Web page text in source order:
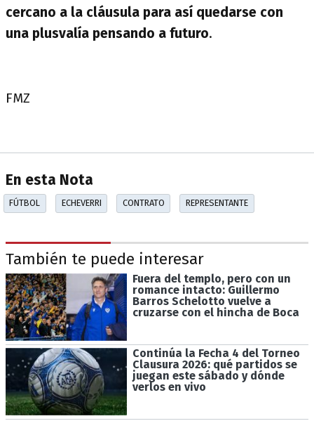
cercano a la cláusula para así quedarse con
una plusvalía pensando a futuro.
FMZ
En esta Nota
FÚTBOL ECHEVERRI CONTRATO REPRESENTANTE
También te puede interesar
Fuera del templo, pero con un
romance intacto: Guillermo
Barros Schelotto vuelve a
cruzarse con el hincha de Boca
Continúa la Fecha 4 del Torneo
Clausura 2026: qué partidos se
juegan este sábado y dónde
verlos en vivo